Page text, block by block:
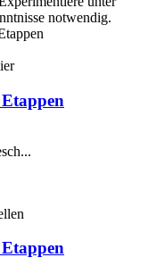
notwendig.